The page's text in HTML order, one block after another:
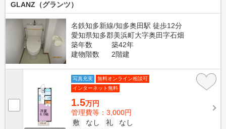
GLANZ（グランツ）
名鉄知多新線/知多奥田駅 徒歩12分
愛知県知多郡美浜町大字奥田字石畑
築年数
築42年
建物階数
2階建
写真充実
無料オンライン相談可
インターネット無料
1.5万円
管理費等：3,000円
敷
なし 礼
なし